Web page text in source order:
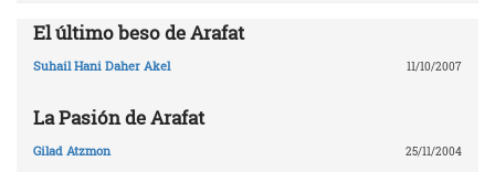
El último beso de Arafat
Suhail Hani Daher Akel 11/10/2007
La Pasión de Arafat
Gilad Atzmon 25/11/2004